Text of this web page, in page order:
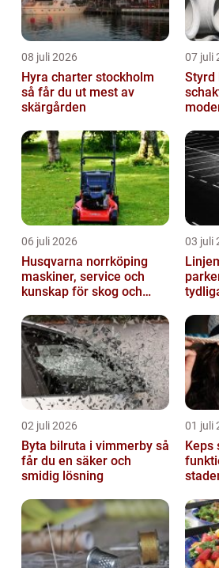
08 juli 2026
Hyra charter stockholm
så får du ut mest av
skärgården
07 juli
Styrd
06 juli 2026
Husqvarna norrköping
maskiner, service och
kunskap för skog och
03 juli
02 juli 2026
Byta bilruta i vimmerby så
får du en säker och
smidig lösning
01 juli
Keps